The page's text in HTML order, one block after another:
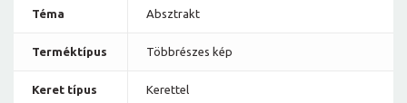
Téma Absztrakt
Terméktípus Többrészes kép
Keret típus Kerettel